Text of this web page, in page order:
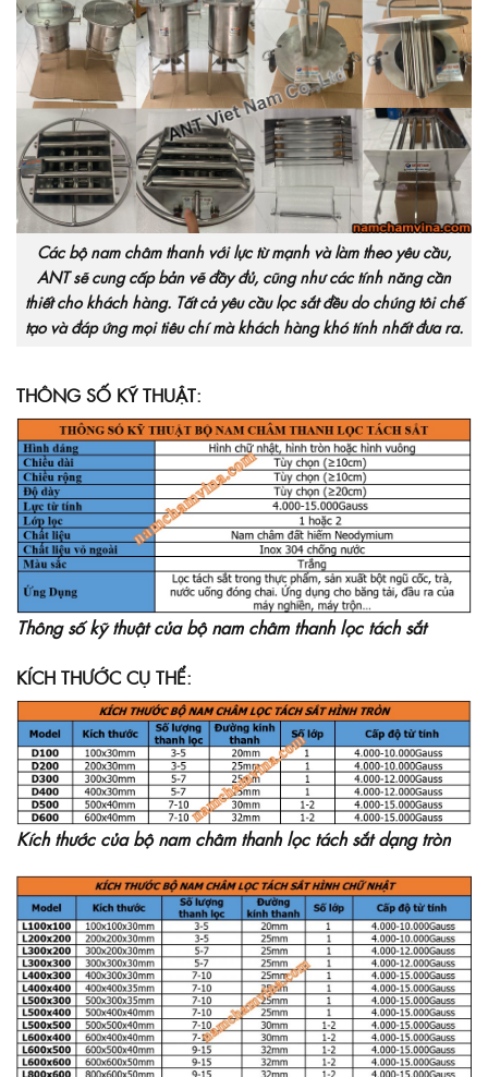
Các bộ nam châm thanh với lực từ mạnh và làm theo yêu cầu,
ANT sẽ cung cấp bản vẽ đầy đủ, cũng như các tính năng cần
thiết cho khách hàng. Tất cả yêu cầu lọc sắt đều do chúng tôi chế
tạo và đáp ứng mọi tiêu chí mà khách hàng khó tính nhất đưa ra.
THÔNG SỐ KỸ THUẬT:
Thông số kỹ thuật của bộ nam châm thanh lọc tách sắt
KÍCH THƯỚC CỤ THỂ:
Kích thước của bộ nam châm thanh lọc tách sắt dạng tròn